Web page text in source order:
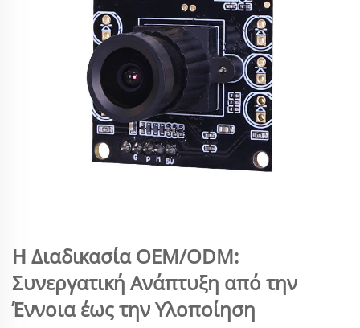
Η Διαδικασία OEM/ODM:
Συνεργατική Ανάπτυξη από την
Έννοια έως την Υλοποίηση